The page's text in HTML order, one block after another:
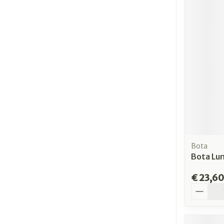
Bota
Bota
€ 23,60